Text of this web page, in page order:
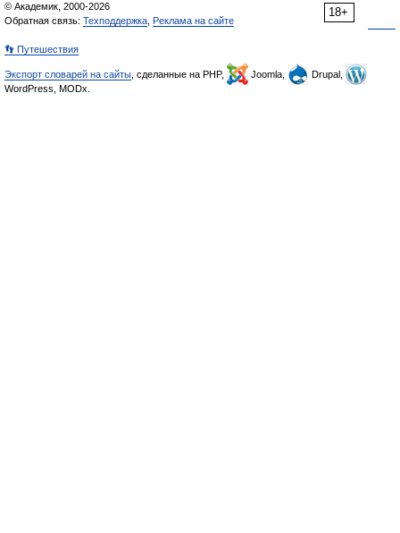
18+
© Академик, 2000-2026
Обратная связь: Техподдержка Реклама на сайте
👣 Путешествия
Экспорт словарей на сайты , сделанные на PHP, Joomla,
Drupal,
WordPress, MODx.